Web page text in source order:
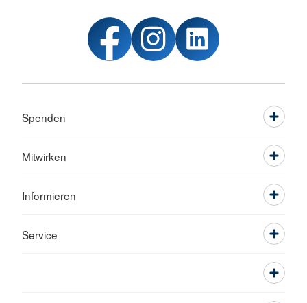
Spenden
Mitwirken
Informieren
Service